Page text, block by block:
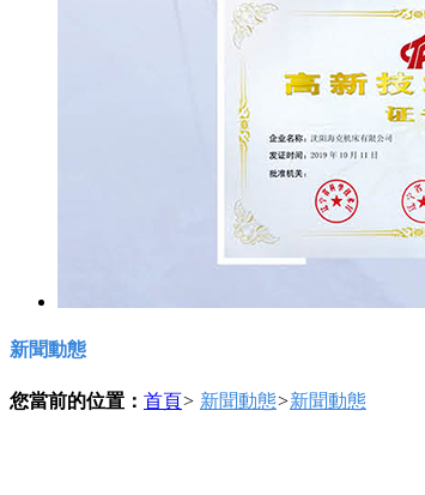
新聞動態
您當前的位置： 首頁> 新聞動態>新聞動態